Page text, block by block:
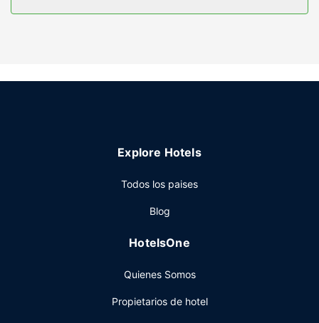
Servicios hotel
gratis, una tienda de recuerdos y un salón de baile.
puedes aprovechar el servicio de habitaciones con horario
bebida en el bar o lounge. Se ofrece un desayuno a la
negocios abierto las 24 horas y check-in exprés a tu
En este hotel tienes a tu disposición 181 metros cuadrados
Explore Hotels
Todos los paises
Blog
HotelsOne
Quienes Somos
Propietarios de hotel